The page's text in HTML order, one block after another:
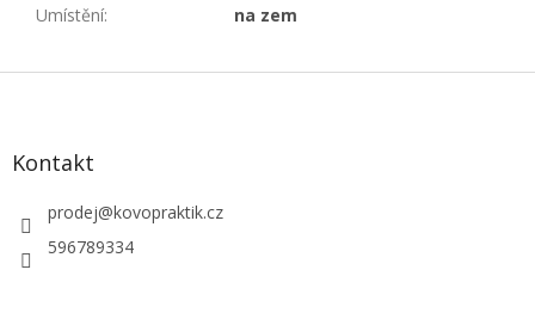
Umístění: na zem
Z
Kontakt
prodej@kovopraktik.cz
596789334